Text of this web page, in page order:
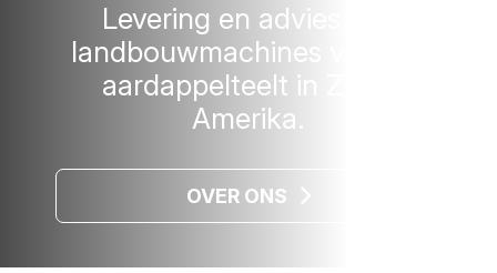
Levering en advies van
landbouwmachines voor de
aardappelteelt in Zuid-
Amerika.
OVER ONS